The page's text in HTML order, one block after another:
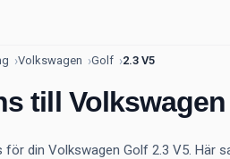
Volkswagen Golf 2.3 V5
till Volkswagen
för din Volkswagen Golf 2.3 V5. Här